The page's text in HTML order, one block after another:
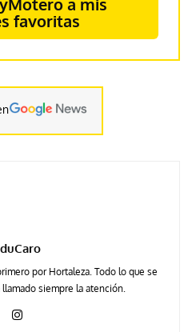
favoritas
por Hortaleza. Todo lo que se
siempre la atención.